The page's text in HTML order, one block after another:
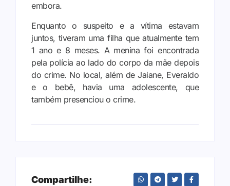
embora.
Enquanto o suspeito e a vítima estavam
juntos, tiveram uma filha que atualmente tem
1 ano e 8 meses. A menina foi encontrada
pela polícia ao lado do corpo da mãe depois
do crime. No local, além de Jaiane, Everaldo
e o bebê, havia uma adolescente, que
também presenciou o crime.
Compartilhe: